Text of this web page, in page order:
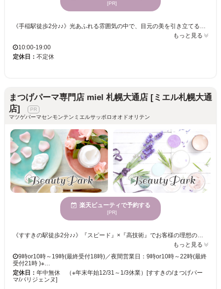
[PR]
《手稲駅徒歩2分♪♪》光あふれる雰囲気の中で、目元の美を引き立てる時間を提供！マツエク技術に優れたスタッフが、一人ひとりの理想を叶えます☆様々な世代に愛される、どんな方にも嬉しいサロン！ MAQUIA 手稲駅前店は、心が弾むような広々とした空間でお客様をお迎えします。幅広く様々な年齢層のお客様に親しまれ、トレンドを踏まえたマツエクが得意です。まつげの美しさを引き立てるための丁寧な施術と繊細な技術を駆使し、お客様の理想に近づけます。自分の魅力を最大限に引き出したい方、個性的でありながら自然な仕上がりを求める方にぴったりのサロンです。MAQUIA 手稲駅前店は、お手頃価格で何度でも楽しめるところも嬉しいポイントです。気持ちのよい明るさの中で、理想のまつげに出会う時間をお過ごしください。
もっと見る
10:00-19:00
定休日： 不定休
まつげパーマ専門店 miel 札幌大通店 [ミエル札幌大通
店]
マツゲパーマセンモンテンミエルサッポロオオドオリテン
楽天ビューティで予約する
[PR]
《すすきの駅徒歩2分♪♪》『スピード』×『高技術』でお客様の理想の目元を叶える為、お手頃価格でマツエク・まつげパーマをご提供◎居心地の良い半個室&夢見心地リクライニングチェアでゆっくりお過ごし下さい♪ miel札幌大通店はお客様に満足頂けるような、高い技術・接客・提案力で「なりたい目元を叶える」を大切にしています。 . そのおかげで、まつげパーマが上手なサロンと特集されたことも♪ ぜひエリアTOPクラスのお手頃価格でまつげパーマやパリジェンヌラッシュリフトをお楽しみください！ . miel（ミエル）とは、フランス語でハチミツ*。 . 【電話予約について】サロンからのお願い 当店はご来店中のお客様との時間を大切にするため、お電話でのご予約ですとお待たせしてしまう場合があります。 また、楽天ビューティー経由のお電話は、予約専用のためお客様のお電話番号がわからず、折り返しが出来かねます。 大変恐縮ですが、楽天ビューティー等のネット予約からご予約をお願いいたします。
もっと見る
9時or10時～19時(最終受付18時)／夜間営業日：9時or10時～22時(最終
受付21時 )※…
定休日： 年中無休 （※年末年始12/31～1/3休業）[すすきの/まつげパー
マ/パリジェンヌ]